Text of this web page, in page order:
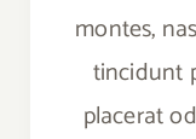
montes,
tincidunt
placerat